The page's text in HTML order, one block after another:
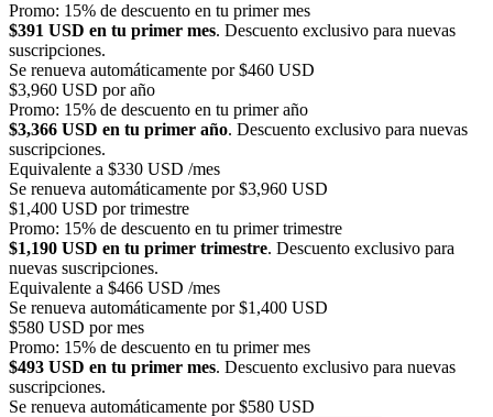
Promo: 15% de descuento en tu primer mes
$391 USD en tu primer mes. Descuento exclusivo para nuevas
suscripciones.
Se renueva automáticamente por $460 USD
$3,960 USD por año
Promo: 15% de descuento en tu primer año
$3,366 USD en tu primer año. Descuento exclusivo para nuevas
suscripciones.
Equivalente a $330 USD /mes
Se renueva automáticamente por $3,960 USD
$1,400 USD por trimestre
Promo: 15% de descuento en tu primer trimestre
$1,190 USD en tu primer trimestre. Descuento exclusivo para
nuevas suscripciones.
Equivalente a $466 USD /mes
Se renueva automáticamente por $1,400 USD
$580 USD por mes
Promo: 15% de descuento en tu primer mes
$493 USD en tu primer mes. Descuento exclusivo para nuevas
suscripciones.
Se renueva automáticamente por $580 USD